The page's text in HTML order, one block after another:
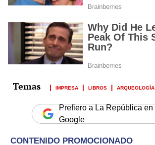
IMPRESA LIBROS ARQUEOLOGÍA
Prefiero a La República en
Google